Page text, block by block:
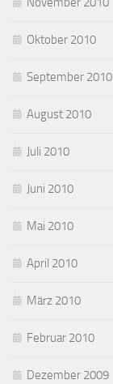
Oktober 2010
September 2010
August 2010
Juli 2010
Juni 2010
Mai 2010
April 2010
März 2010
Februar 2010
Dezember 2009